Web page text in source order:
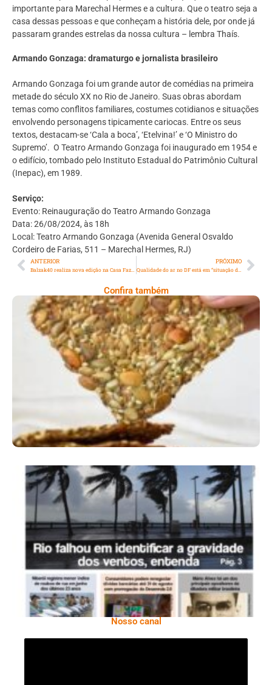
importante para Marechal Hermes e a cultura. Que o teatro seja a
casa dessas pessoas e que conheçam a história dele, por onde já
passaram grandes estrelas da nossa cultura – lembra Thaís.
Armando Gonzaga: dramaturgo e jornalista brasileiro
Armando Gonzaga foi um grande autor de comédias na primeira
metade do século XX no Rio de Janeiro. Suas obras abordam
temas como conflitos familiares, costumes cotidianos e situações
envolvendo personagens tipicamente cariocas. Entre os seus
textos, destacam-se ‘Cala a boca’, ‘Etelvina!’ e ‘O Ministro do
Supremo’. O Teatro Armando Gonzaga foi inaugurado em 1954 e
o edifício, tombado pelo Instituto Estadual do Patrimônio Cultural
(Inepac), em 1989.
Serviço:
Evento: Reinauguração do Teatro Armando Gonzaga
Data: 26/08/2024, às 18h
Local: Teatro Armando Gonzaga (Avenida General Osvaldo
Cordeiro de Farias, 511 – Marechal Hermes, RJ)
ANTERIOR PRÓXIMO
Confira também
Comer Bem: Cracker De Sementes
Ano X – Número 366 01 A 07 De Agosto De
2026
Nosso canal